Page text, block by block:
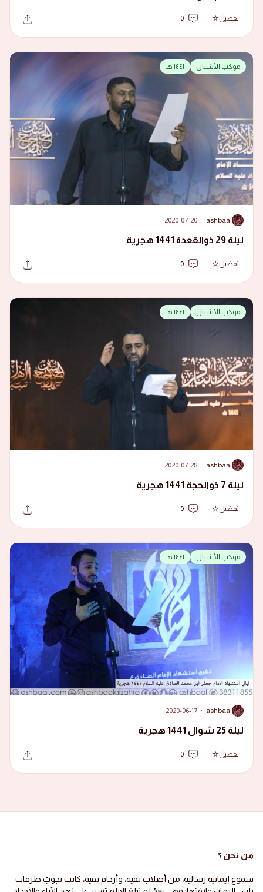
تفضيل 0
موكب الأشبال ١٤٤١ هـ
A
ashbaal
·
2020-07-20
ليلة 29 ذوالقعدة 1441 هجرية
تفضيل 0
موكب الأشبال ١٤٤١ هـ
A
ashbaal
·
2020-07-28
ليلة 7 ذوالحجة 1441 هجرية
تفضيل 0
موكب الأشبال ١٤٤١ هـ
A
ashbaal
·
2020-06-17
ليلة 25 شوال 1441 هجرية
تفضيل 0
من نحن ؟
شموع إيمانية رسالية، من أصلاب تقية، وأرحام نقية، كانت تجوبُ طرقات